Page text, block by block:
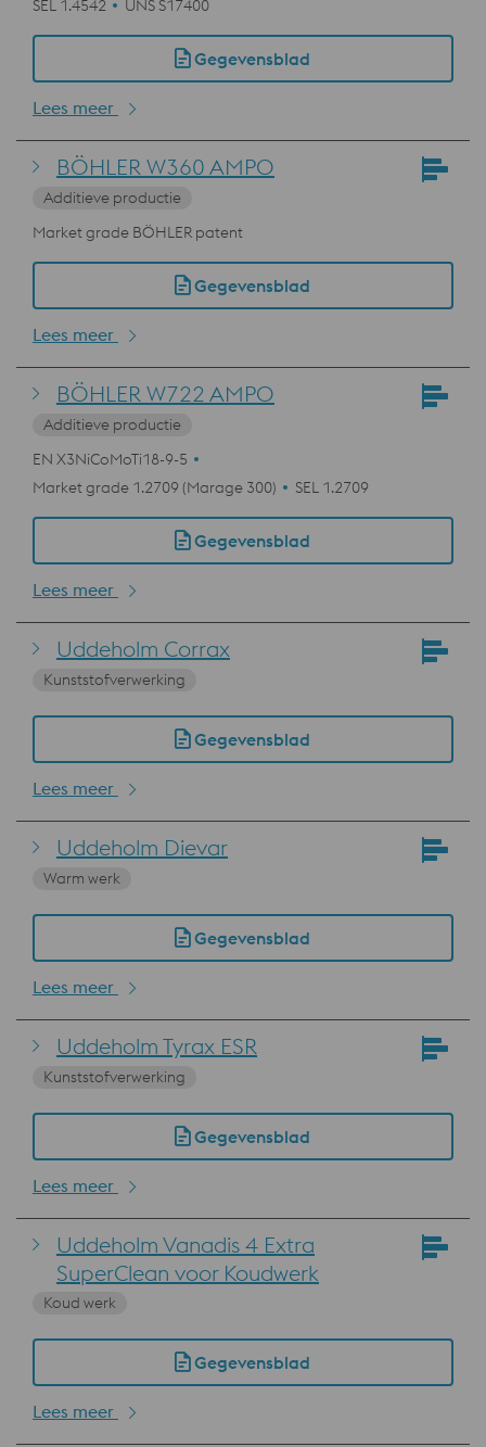
SEL 1.4542 UNS S17400
Gegevensblad
Lees meer
BÖHLER W360 AMPO
Additieve productie
Market grade BÖHLER patent
Gegevensblad
Lees meer
BÖHLER W722 AMPO
Additieve productie
EN X3NiCoMoTi18-9-5
Market grade 1.2709 (Marage 300)
SEL 1.2709
Gegevensblad
Lees meer
Uddeholm Corrax
Kunststofverwerking
Gegevensblad
Lees meer
Uddeholm Dievar
Warm werk
Gegevensblad
Lees meer
Uddeholm Tyrax ESR
Kunststofverwerking
Gegevensblad
Lees meer
Uddeholm Vanadis 4 Extra
SuperClean voor Koudwerk
Koud werk
Gegevensblad
Lees meer